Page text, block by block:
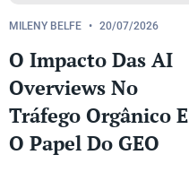
MILENY BELFE 20/07/2026
O Impacto Das AI
Overviews No
Tráfego Orgânico E
O Papel Do GEO